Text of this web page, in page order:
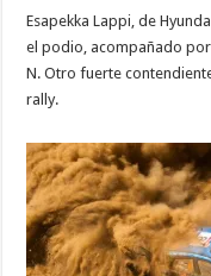
Esapekka Lappi, de
el podio, acompañado
N. Otro fuerte
rally.